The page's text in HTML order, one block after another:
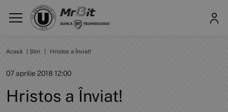
Acasă Știri Hristos a Înviat!
07 aprilie 2018 12:00
Hristos a Înviat!